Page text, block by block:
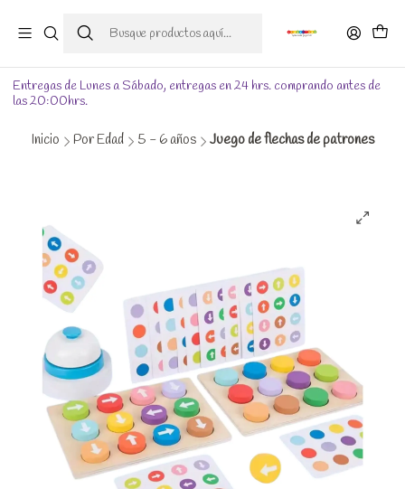
Entregas de Lunes a Sábado, entregas en 24 hrs. comprando antes de
las 20:00hrs.
Inicio Por Edad 5 - 6 años Juego de flechas de patrones